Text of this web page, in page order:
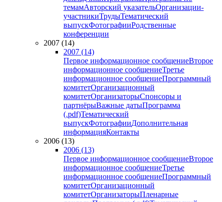
темамАвторский указательОрганизации-
участникиТрудыТематический
выпускФотографииРодственные
конференции
2007 (14)
2007 (14)
Первое информационное сообщениеВторое
информационное сообщениеТретье
информационное сообщениеПрограммный
комитетОрганизационный
комитетОрганизаторыСпонсоры и
партнёрыВажные датыПрограмма
(.pdf)Тематический
выпускФотографииДополнительная
информацияКонтакты
2006 (13)
2006 (13)
Первое информационное сообщениеВторое
информационное сообщениеТретье
информационное сообщениеПрограммный
комитетОрганизационный
комитетОрганизаторыПленарные